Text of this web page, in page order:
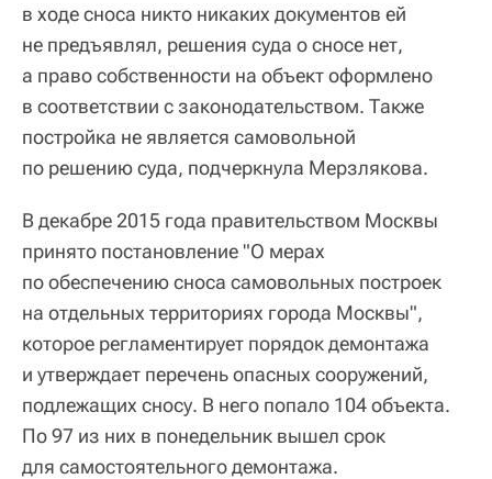
в ходе сноса никто никаких документов ей
не предъявлял, решения суда о сносе нет,
а право собственности на объект оформлено
в соответствии с законодательством. Также
постройка не является самовольной
по решению суда, подчеркнула Мерзлякова.
В декабре 2015 года правительством Москвы
принято постановление "О мерах
по обеспечению сноса самовольных построек
на отдельных территориях города Москвы",
которое регламентирует порядок демонтажа
и утверждает перечень опасных сооружений,
подлежащих сносу. В него попало 104 объекта.
По 97 из них в понедельник вышел срок
для самостоятельного демонтажа.